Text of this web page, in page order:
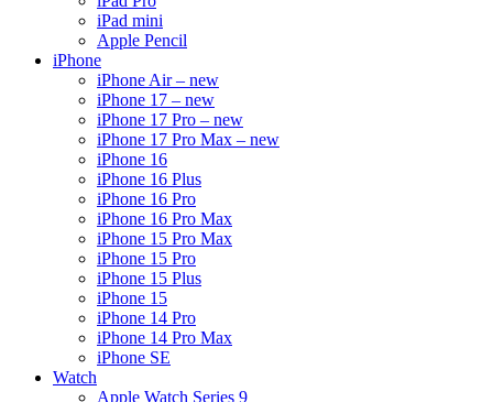
iPad mini
Apple Pencil
iPhone
iPhone Air – new
iPhone 17 – new
iPhone 17 Pro – new
iPhone 17 Pro Max – new
iPhone 16
iPhone 16 Plus
iPhone 16 Pro
iPhone 16 Pro Max
iPhone 15 Pro Max
iPhone 15 Pro
iPhone 15 Plus
iPhone 15
iPhone 14 Pro
iPhone 14 Pro Max
iPhone SE
Watch
Apple Watch Series 9